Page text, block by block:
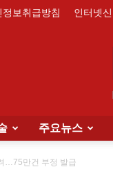
정보취급방침 인터넷
주요뉴스
…75만건 부정 발급